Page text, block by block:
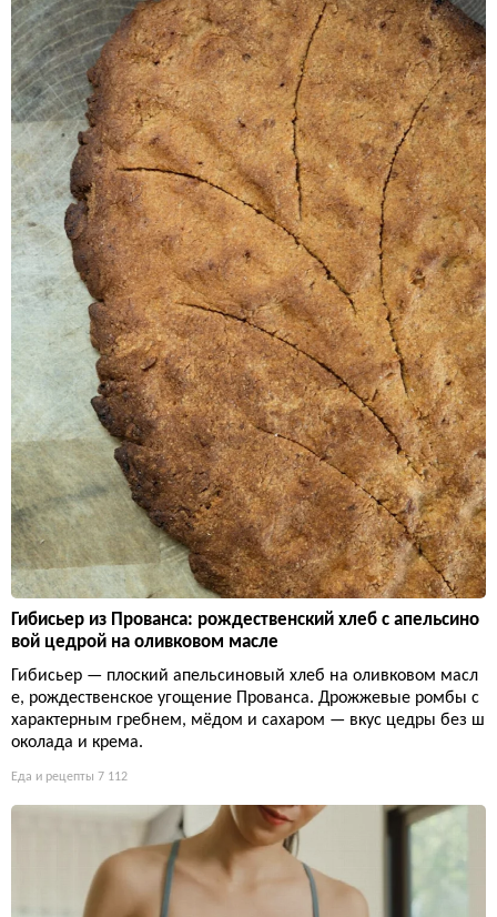
Гибисьер из Прованса: рождественский хлеб с апельсино
вой цедрой на оливковом масле
Гибисьер — плоский апельсиновый хлеб на оливковом масл
е, рождественское угощение Прованса. Дрожжевые ромбы с
характерным гребнем, мёдом и сахаром — вкус цедры без ш
околада и крема.
Еда и рецепты 7 112